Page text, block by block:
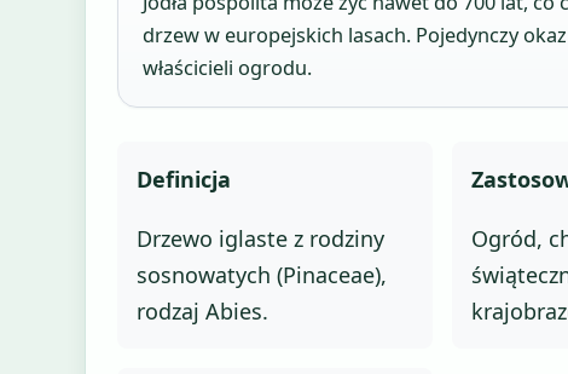
drzew w europejskich lasach. Pojedynczy
właścicieli ogrodu.
Definicja
Drzewo iglaste z rodziny
sosnowatych (Pinaceae),
rodzaj Abies.
Ogród,